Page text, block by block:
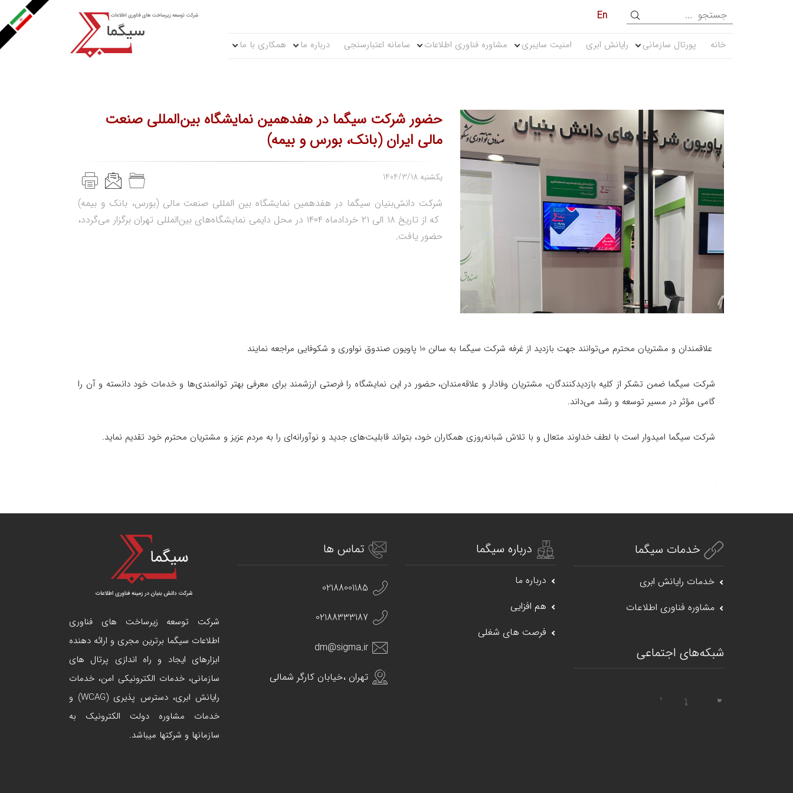
En
خانه پورتال سازمانی رایانش ابری امنیت سایبری مشاوره فناوری اطلاعات سامانه اعتبارسنجی درباره ما همکاری با ما
حضور شرکت سیگما در هفدهمین نمایشگاه بین‌المللی صنعت
مالی ایران (بانک، بورس و بیمه)
1404/3/18 یکشنبه
شرکت دانش‌بنیان سیگما در هفدهمین نمایشگاه بین المللی صنعت مالی (بورس، بانک و بیمه)
که از تاریخ ۱۸ الی ۲۱ خردادماه ۱۴۰۴ در محل دایمی نمایشگاه‌های بین‌المللی تهران برگزار می‌گردد،
حضور یافت.
علاقمندان و مشتریان محترم می‌توانند جهت بازدید از غرفه شرکت سیگما به سالن 10 پاویون صندوق نواوری و شکوفایی مراجعه نمایند
شرکت سیگما ضمن تشکر از کلیه بازدیدکنندگان، مشتریان وفادار و علاقه‌مندان، حضور در این نمایشگاه را فرصتی ارزشمند برای معرفی بهتر توانمندی‌ها و خدمات خود دانسته و آن را
گامی مؤثر در مسیر توسعه و رشد می‌داند.
شرکت سیگما امیدوار است با لطف خداوند متعال و با تلاش شبانه‌روزی همکاران خود، بتواند قابلیت‌های جدید و نوآورانه‌ای را به مردم عزیز و مشتریان محترم خود تقدیم نماید.
خدمات سیگما
خدمات رایانش ابری
مشاوره فناوری اطلاعات
شبکه‌های اجتماعی
درباره سیگما
درباره ما
هم افزایی
فرصت های شغلی
تماس ها
02188001185
02188333187
dm@sigma.ir
تهران ،خیابان کارگر شمالی
شرکت توسعه زیرساخت های فناوری
اطلاعات سیگما برترین مجری و ارائه دهنده
ابزارهای ایجاد و راه اندازی پرتال های
سازمانی، خدمات الکترونیکی امن، خدمات
رایانش ابری، دسترس پذیری (WCAG) و
خدمات مشاوره دولت الکترونیک به
سازمانها و شرکتها میباشد.